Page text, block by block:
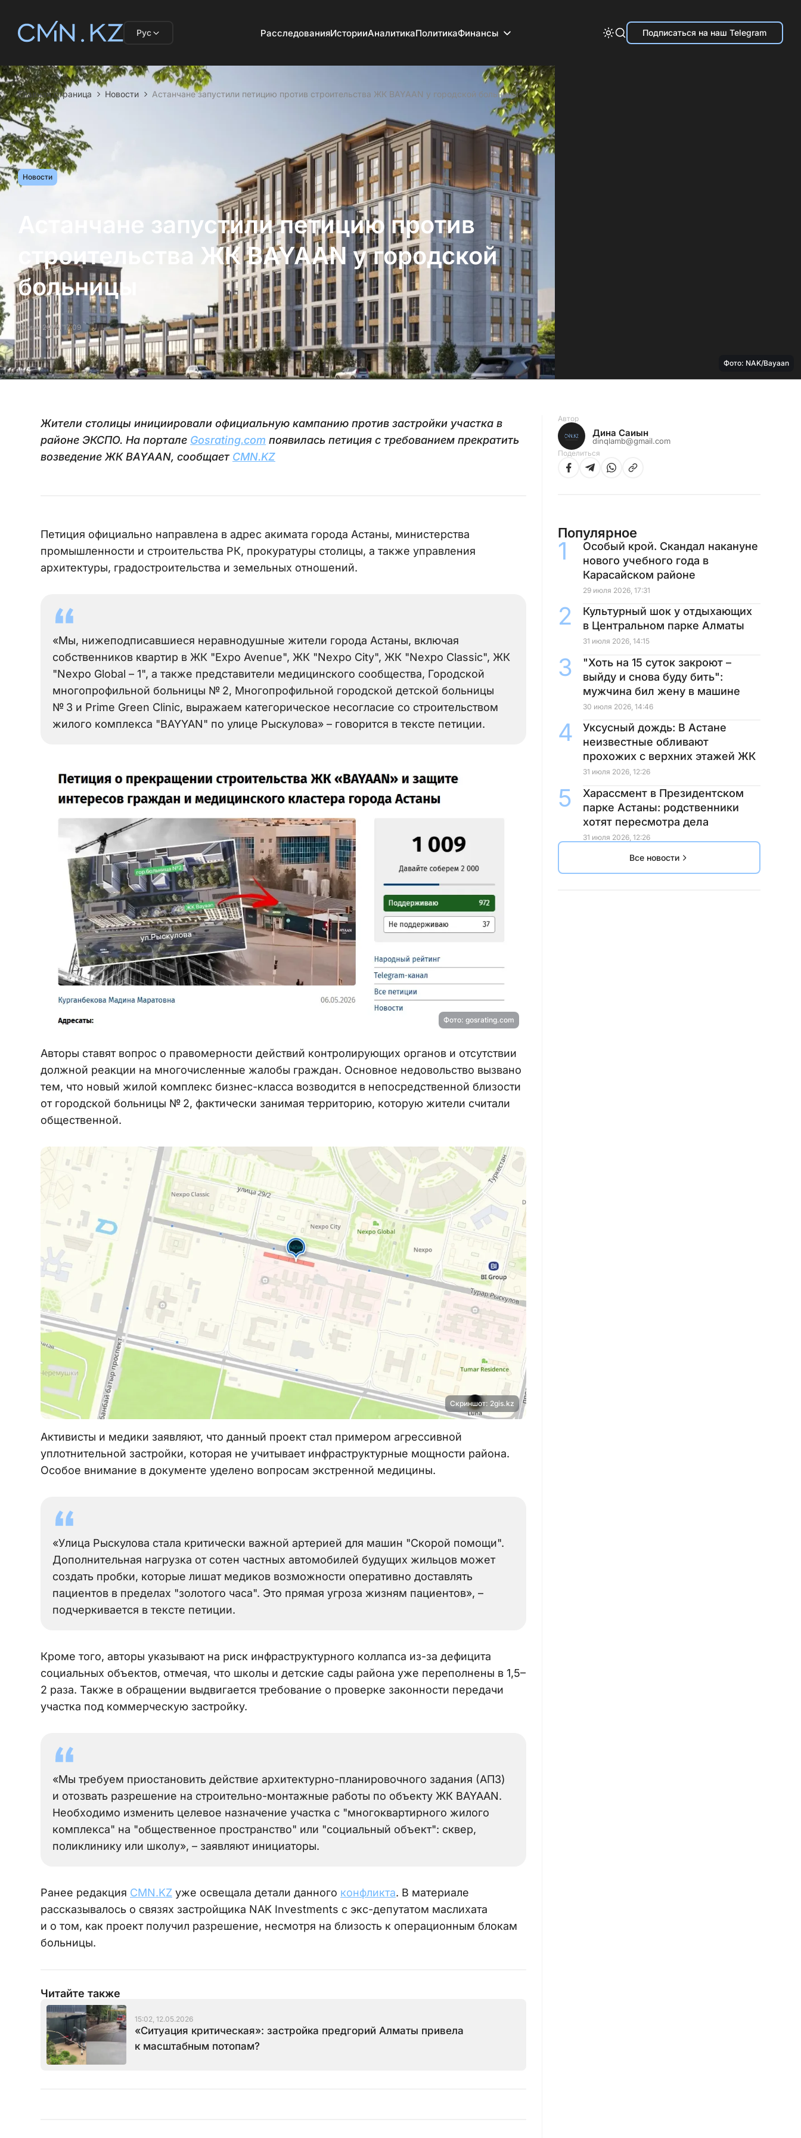
Рус РасследованияИсторииАналитикаПолитикаФинансы Подписаться на наш Telegram
Главная страница Новости Астанчане запустили петицию против строительства ЖК BAYAAN у городской больницы
Новости
Астанчане запустили петицию против
строительства ЖК BAYAAN у городской
больницы
12 мая 2026, 17:09
Фото: NAK/Bayaan
Жители столицы инициировали официальную кампанию против застройки участка в
районе ЭКСПО. На портале Gosrating.com появилась петиция с требованием прекратить
возведение ЖК BAYAAN, сообщает CMN.KZ
Петиция официально направлена в адрес акимата города Астаны, министерства
промышленности и строительства РК, прокуратуры столицы, а также управления
архитектуры, градостроительства и земельных отношений.
«Мы, нижеподписавшиеся неравнодушные жители города Астаны, включая
собственников квартир в ЖК "Expo Avenue", ЖК "Nexpo City", ЖК "Nexpo Classic", ЖК
"Nexpo Global – 1", а также представители медицинского сообщества, Городской
многопрофильной больницы № 2, Многопрофильной городской детской больницы
№ 3 и Prime Green Clinic, выражаем категорическое несогласие со строительством
жилого комплекса "BAYYAN" по улице Рыскулова» – говорится в тексте петиции.
Фото: gosrating.com
Авторы ставят вопрос о правомерности действий контролирующих органов и отсутствии
должной реакции на многочисленные жалобы граждан. Основное недовольство вызвано
тем, что новый жилой комплекс бизнес-класса возводится в непосредственной близости
от городской больницы № 2, фактически занимая территорию, которую жители считали
общественной.
Скриншот: 2gis.kz
Активисты и медики заявляют, что данный проект стал примером агрессивной
уплотнительной застройки, которая не учитывает инфраструктурные мощности района.
Особое внимание в документе уделено вопросам экстренной медицины.
«Улица Рыскулова стала критически важной артерией для машин "Скорой помощи".
Дополнительная нагрузка от сотен частных автомобилей будущих жильцов может
создать пробки, которые лишат медиков возможности оперативно доставлять
пациентов в пределах "золотого часа". Это прямая угроза жизням пациентов», –
подчеркивается в тексте петиции.
Кроме того, авторы указывают на риск инфраструктурного коллапса из-за дефицита
социальных объектов, отмечая, что школы и детские сады района уже переполнены в 1,5–
2 раза. Также в обращении выдвигается требование о проверке законности передачи
участка под коммерческую застройку.
«Мы требуем приостановить действие архитектурно-планировочного задания (АПЗ)
и отозвать разрешение на строительно-монтажные работы по объекту ЖК BAYAAN.
Необходимо изменить целевое назначение участка с "многоквартирного жилого
комплекса" на "общественное пространство" или "социальный объект": сквер,
поликлинику или школу», – заявляют инициаторы.
Ранее редакция CMN.KZ уже освещала детали данного конфликта. В материале
рассказывалось о связях застройщика NAK Investments с экс-депутатом маслихата
и о том, как проект получил разрешение, несмотря на близость к операционным блокам
больницы.
Читайте также
15:02, 12.05.2026
«Ситуация критическая»: застройка предгорий Алматы привела
к масштабным потопам?
Автор
Дина Саиын
dinqlamb@gmail.com
Поделиться
Популярное
Особый крой. Скандал накануне
нового учебного года в
Карасайском районе
29 июля 2026, 17:31
Культурный шок у отдыхающих
в Центральном парке Алматы
31 июля 2026, 14:15
"Хоть на 15 суток закроют –
выйду и снова буду бить":
мужчина бил жену в машине
30 июля 2026, 14:46
Уксусный дождь: В Астане
неизвестные обливают
прохожих с верхних этажей ЖК
31 июля 2026, 12:26
Харассмент в Президентском
парке Астаны: родственники
хотят пересмотра дела
31 июля 2026, 12:26
Все новости